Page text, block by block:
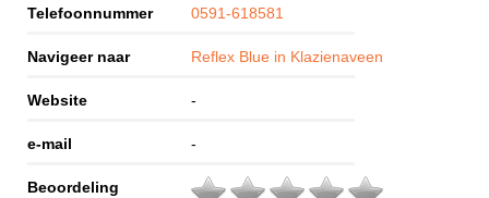
Telefoonnummer 0591-618581
Navigeer naar Reflex Blue in Klazienaveen
Website -
e-mail -
Beoordeling